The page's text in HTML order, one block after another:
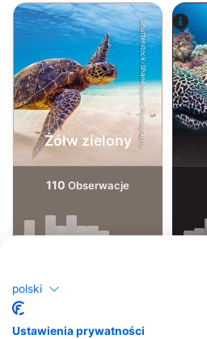
Shutterstock-Shane Myers Photography
Żółw zielony
110 Obserwacje
polski
Ustawienia prywatności